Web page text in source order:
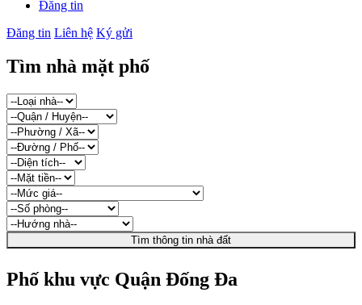
Đăng tin
Đăng tin Liên hệ Ký gửi
Tìm nhà mặt phố
Tìm thông tin nhà đất
Phố khu vực Quận Đống Đa